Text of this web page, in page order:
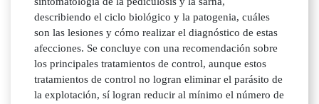
describiendo el ciclo biológico y la patogenia, cuáles
son las lesiones y cómo realizar el diagnóstico de estas
afecciones. Se concluye con una recomendación sobre
los principales tratamientos de control, aunque estos
tratamientos de control no logran eliminar el parásito de
la explotación, sí logran reducir al mínimo el número de